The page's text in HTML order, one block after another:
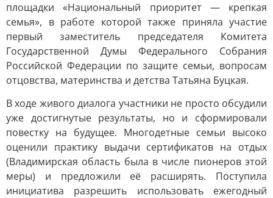
площадки «Национальный приоритет — крепкая
семья», в работе которой также приняла участие
первый заместитель председателя Комитета
Государственной Думы Федерального Собрания
Российской Федерации по защите семьи, вопросам
отцовства, материнства и детства Татьяна Буцкая.
В ходе живого диалога участники не просто обсудили
уже достигнутые результаты, но и сформировали
повестку на будущее. Многодетные семьи высоко
оценили практику выдачи сертификатов на отдых
(Владимирская область была в числе пионеров этой
меры) и предложили её расширять. Поступила
инициатива разрешить использовать ежегодный